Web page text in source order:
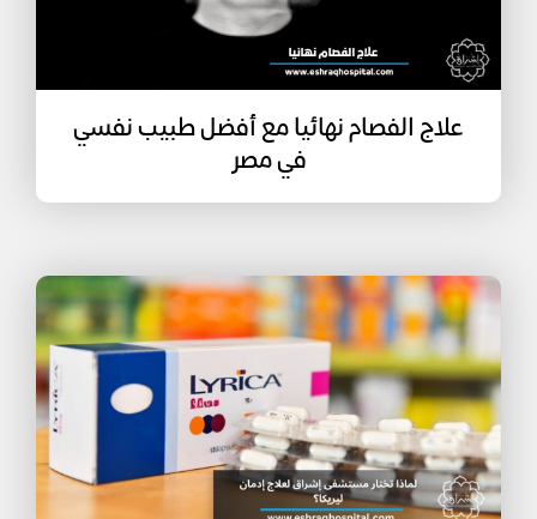
علاج الفصام نهائيا مع أفضل طبيب نفسي
في مصر